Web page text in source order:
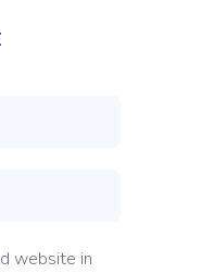
website in